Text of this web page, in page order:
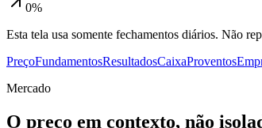
0%
Esta tela usa somente fechamentos diários. Não
PreçoFundamentosResultadosCaixaProventos
Mercado
O preço em contexto, não